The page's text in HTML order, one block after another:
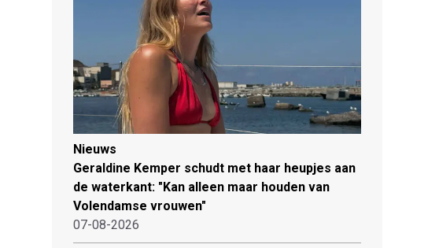
Nieuws
Geraldine Kemper schudt met haar heupjes aan
de waterkant: "Kan alleen maar houden van
Volendamse vrouwen"
07-08-2026